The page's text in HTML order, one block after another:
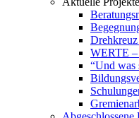
WERTE –
“Und was